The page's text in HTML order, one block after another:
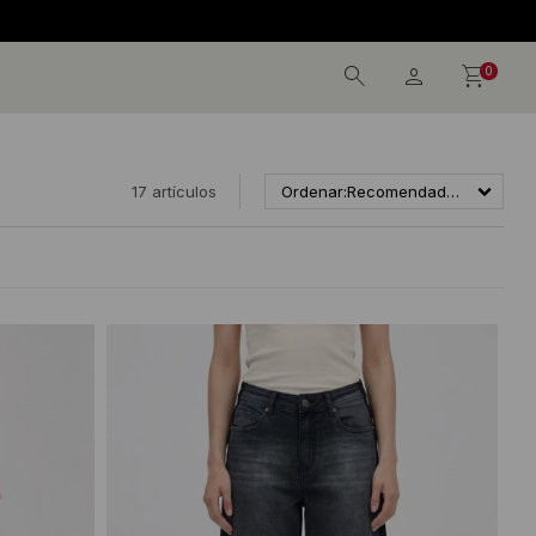
0
17 artículos Recomendados